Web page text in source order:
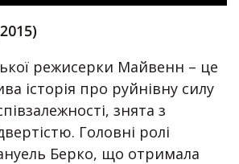
режисерки Майвенн – це
історія про руйнівну силу
знята з
Головні ролі
Берко, що отримала